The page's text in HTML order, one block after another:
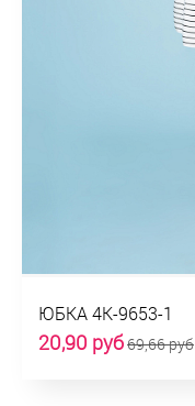
ЮБКА 4К-9653-1
20,90 руб69,66 руб